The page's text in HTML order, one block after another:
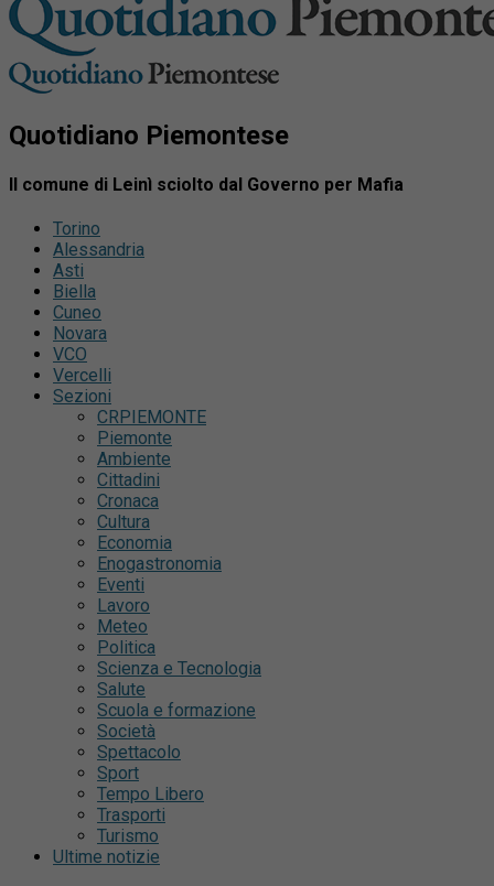
Quotidiano Piemontese
Il comune di Leinì sciolto dal Governo per Mafia
Torino
Alessandria
Asti
Biella
Cuneo
Novara
VCO
Vercelli
Sezioni
CRPIEMONTE
Piemonte
Ambiente
Cittadini
Cronaca
Cultura
Economia
Enogastronomia
Eventi
Lavoro
Meteo
Politica
Scienza e Tecnologia
Salute
Scuola e formazione
Società
Spettacolo
Sport
Tempo Libero
Trasporti
Turismo
Ultime notizie